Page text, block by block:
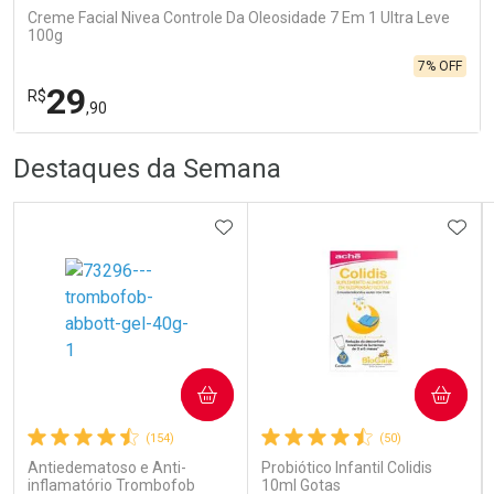
Creme Facial Nivea Controle Da Oleosidade 7 Em 1 Ultra Leve
100g
R$29,90
7% OFF
Laboratório
Comprar sem Desconto
Por R$ 29,90/cada
Por Menos
Comprar sem Desconto
Por R$ 29,90/cada
Destaques da Semana
(154)
Antiedematoso e Anti-
inflamatório Trombofob
ADICIONAR AOS FAVORITOS
COMPRAR
(50)
Probiótico Infantil Colidis
10ml Gotas
COMPRAR